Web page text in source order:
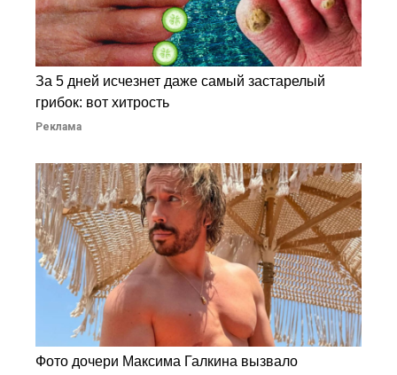
За 5 дней исчезнет даже самый застарелый
грибок: вот хитрость
Реклама
Фото дочери Максима Галкина вызвало